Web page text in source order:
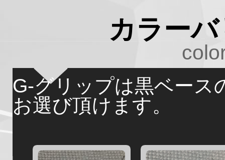
カラー
G-グリップは黒ベース
お選び頂けます。